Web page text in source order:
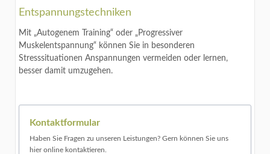
Entspannungstechniken
Mit „Autogenem Training“ oder „Progressiver
Muskelentspannung“ können Sie in besonderen
Stresssituationen Anspannungen vermeiden oder lernen,
besser damit umzugehen.
Kontaktformular
Haben Sie Fragen zu unseren Leistungen? Gern können Sie uns
hier online kontaktieren.